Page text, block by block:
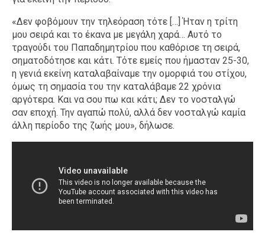
«Δεν φοβόμουν την τηλεόραση τότε […] Ήταν η τρίτη
μου σειρά και το έκανα με μεγάλη χαρά… Αυτό το
τραγούδι του Παπαδημητρίου που καθόρισε τη σειρά,
σηματοδότησε και κάτι. Τότε εμείς που ήμασταν 25-30,
η γενιά εκείνη καταλαβαίναμε την ομορφιά του στίχου,
όμως τη σημασία του την καταλάβαμε 22 χρόνια
αργότερα. Και να σου πω και κάτι; Δεν το νοσταλγώ
σαν εποχή. Την αγαπώ πολύ, αλλά δεν νοσταλγώ καμία
άλλη περίοδο της ζωής μου», δήλωσε.